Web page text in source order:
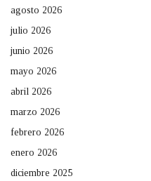
agosto 2026
julio 2026
junio 2026
mayo 2026
abril 2026
marzo 2026
febrero 2026
enero 2026
diciembre 2025